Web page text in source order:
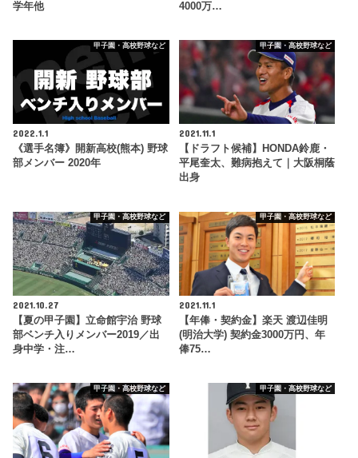
学年他
4000万…
甲子園・高校野球など
2022.1.1
《選手名簿》開新高校(熊本) 野球
部メンバー 2020年
甲子園・高校野球など
2021.11.1
【ドラフト候補】HONDA鈴鹿・
平尾奎太、難病抱えて｜大阪桐蔭
出身
甲子園・高校野球など
2021.10.27
【夏の甲子園】立命館宇治 野球
部ベンチ入りメンバー2019／出
身中学・注…
甲子園・高校野球など
2021.11.1
【年俸・契約金】楽天 渡辺佳明
(明治大学) 契約金3000万円、年
俸75…
甲子園・高校野球など 甲子園・高校野球など